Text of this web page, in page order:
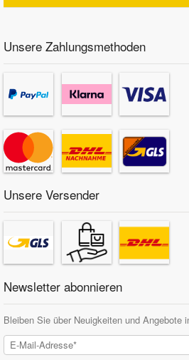
Unsere Zahlungsmethoden
Unsere Versender
Newsletter abonnieren
Bleiben Sie über Neuigkeiten und Angebote